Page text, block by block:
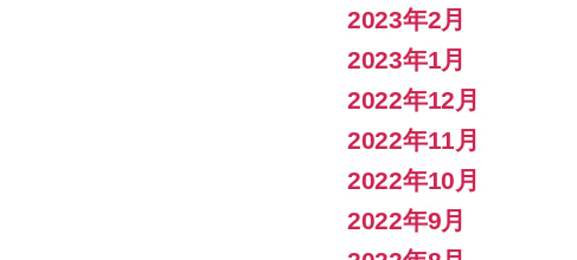
2023年2月
2023年1月
2022年12月
2022年11月
2022年10月
2022年9月